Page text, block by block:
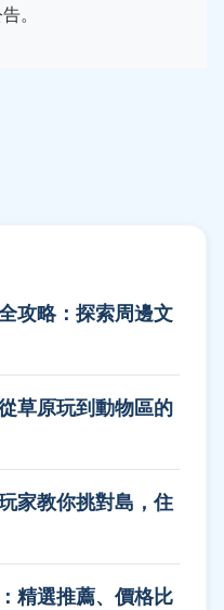
。
攻略：探索周邊文
草原玩到動物區的
家教你挑對島，住
精選推薦、價格比